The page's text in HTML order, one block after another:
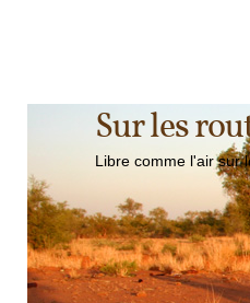
Sur les
Libre comme l'air sur